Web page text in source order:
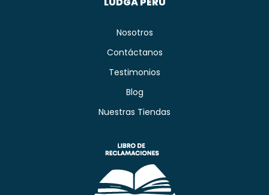
Nosotros
Contáctanos
Testimonios
Blog
Nuestras Tiendas